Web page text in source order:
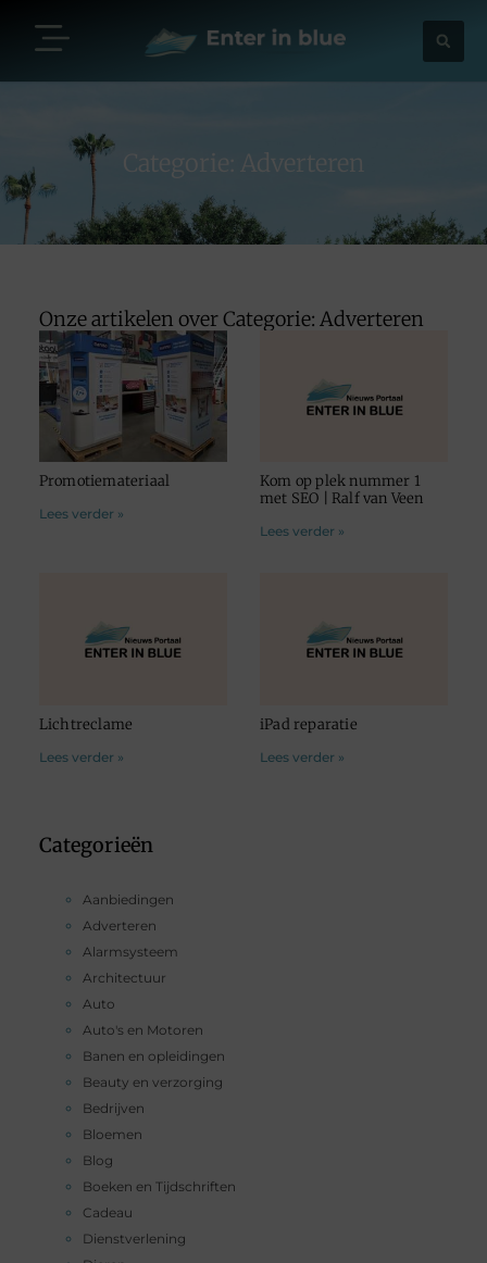
Categorie: Adverteren
Categorieën
Aanbiedingen
Adverteren
Alarmsysteem
Architectuur
Auto
Auto's en Motoren
Banen en opleidingen
Beauty en verzorging
Bedrijven
Bloemen
Blog
Boeken en Tijdschriften
Cadeau
Dienstverlening
Onze artikelen over Categorie: Adverteren
Promotiemateriaal
Lees verder »
Kom op plek nummer 1
met SEO | Ralf van Veen
Lees verder »
Lichtreclame
Lees verder »
iPad reparatie
Lees verder »